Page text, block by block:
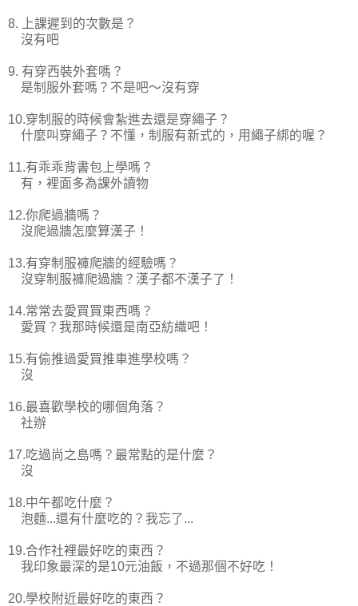
8. 上課遲到的次數是？
沒有吧
9. 有穿西裝外套嗎？
是制服外套嗎？不是吧～沒有穿
10.穿制服的時候會紮進去還是穿繩子？
什麼叫穿繩子？不懂，制服有新式的，用繩子綁的喔？
11.有乖乖背書包上學嗎？
有，裡面多為課外讀物
12.你爬過牆嗎？
沒爬過牆怎麼算漢子！
13.有穿制服褲爬牆的經驗嗎？
沒穿制服褲爬過牆？漢子都不漢子了！
14.常常去愛買買東西嗎？
愛買？我那時候還是南亞紡織吧！
15.有偷推過愛買推車進學校嗎？
沒
16.最喜歡學校的哪個角落？
社辦
17.吃過尚之島嗎？最常點的是什麼？
沒
18.中午都吃什麼？
泡麵...還有什麼吃的？我忘了...
19.合作社裡最好吃的東西？
我印象最深的是10元油飯，不過那個不好吃！
20.學校附近最好吃的東西？